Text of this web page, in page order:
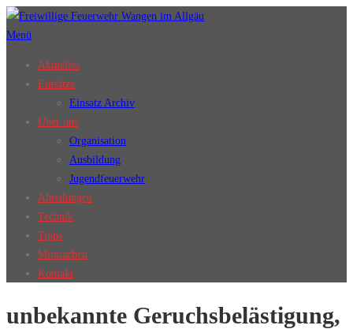
Zum
Inhalt
Menü
Aktuelles
Einsätze
Einsatz Archiv
Über uns
Organisation
Ausbildung
Jugendfeuerwehr
Abteilungen
Technik
Tipps
Mitmachen
Kontakt
unbekannte Geruchsbelästigung,